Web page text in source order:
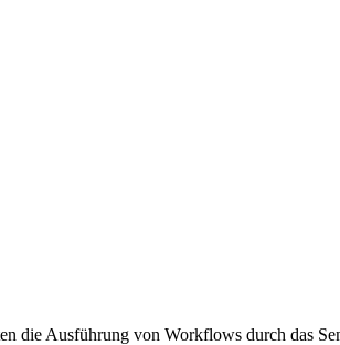
die Ausführung von Workflows durch das